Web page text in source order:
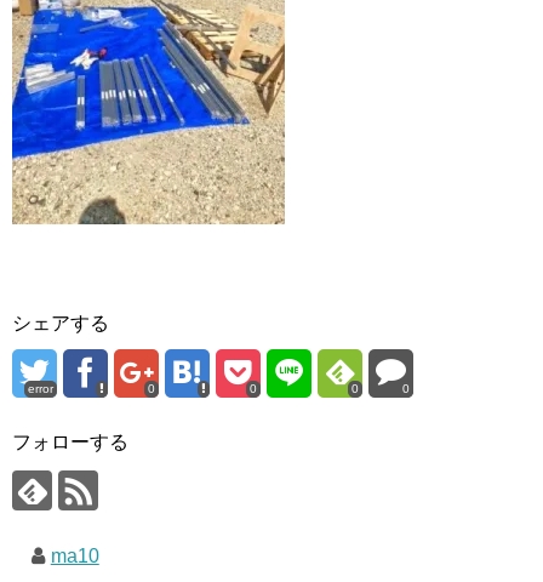
シェアする
error 0 0 0 0
フォローする
ma10